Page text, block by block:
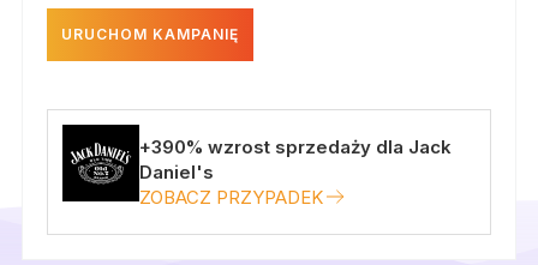
URUCHOM KAMPANIĘ
+390% wzrost sprzedaży dla Jack
Daniel's
ZOBACZ PRZYPADEK